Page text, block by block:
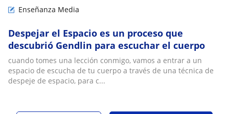
Enseñanza Media
Despejar el Espacio es un proceso que
descubrió Gendlin para escuchar el cuerpo
cuando tomes una lección conmigo, vamos a entrar a un
espacio de escucha de tu cuerpo a través de una técnica de
despeje de espacio, para c...